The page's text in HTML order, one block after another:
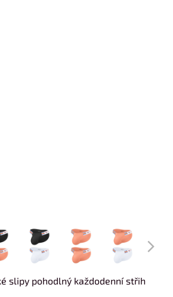
slipy pohodlný každodenní střih